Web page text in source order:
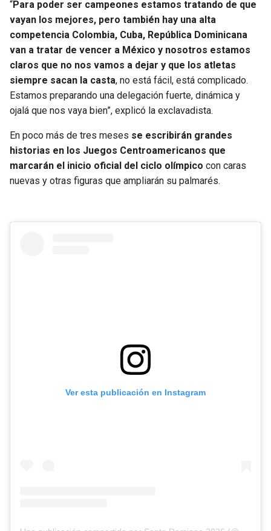
“Para poder ser campeones estamos tratando de que
vayan los mejores, pero también hay una alta
competencia Colombia, Cuba, República Dominicana
van a tratar de vencer a México y nosotros estamos
claros que no nos vamos a dejar y que los atletas
siempre sacan la casta, no está fácil, está complicado.
Estamos preparando una delegación fuerte, dinámica y
ojalá que nos vaya bien”, explicó la exclavadista.
En poco más de tres meses se escribirán grandes
historias en los Juegos Centroamericanos que
marcarán el inicio oficial del ciclo olímpico con caras
nuevas y otras figuras que ampliarán su palmarés.
Ver esta publicación en Instagram